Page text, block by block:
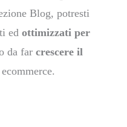
Blog, potresti
edottimizzati per
da farcrescere il